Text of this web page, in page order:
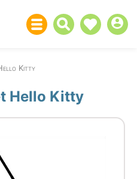
Kitty
Hello Kitty